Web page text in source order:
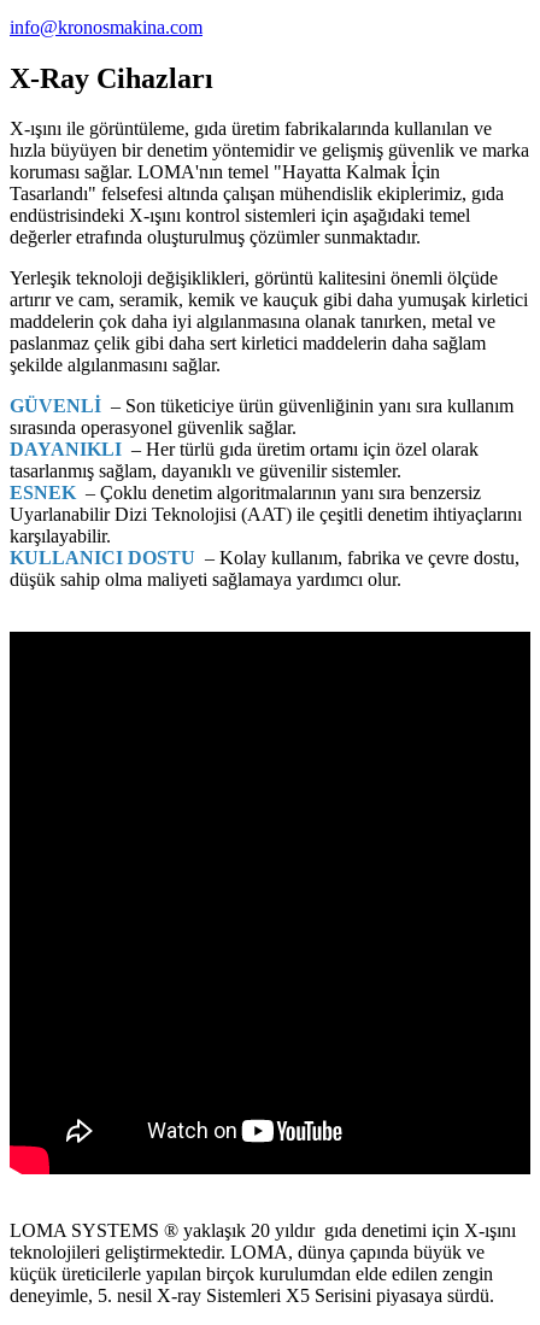
info@kronosmakina.com
X-Ray Cihazları
X-ışını ile görüntüleme, gıda üretim fabrikalarında kullanılan ve
hızla büyüyen bir denetim yöntemidir ve gelişmiş güvenlik ve marka
koruması sağlar. LOMA'nın temel "Hayatta Kalmak İçin
Tasarlandı" felsefesi altında çalışan mühendislik ekiplerimiz, gıda
endüstrisindeki X-ışını kontrol sistemleri için aşağıdaki temel
değerler etrafında oluşturulmuş çözümler sunmaktadır.
Yerleşik teknoloji değişiklikleri, görüntü kalitesini önemli ölçüde
artırır ve cam, seramik, kemik ve kauçuk gibi daha yumuşak kirletici
maddelerin çok daha iyi algılanmasına olanak tanırken, metal ve
paslanmaz çelik gibi daha sert kirletici maddelerin daha sağlam
şekilde algılanmasını sağlar.
GÜVENLİ – Son tüketiciye ürün güvenliğinin yanı sıra kullanım
sırasında operasyonel güvenlik sağlar.
DAYANIKLI – Her türlü gıda üretim ortamı için özel olarak
tasarlanmış sağlam, dayanıklı ve güvenilir sistemler.
ESNEK– Çoklu denetim algoritmalarının yanı sıra benzersiz
Uyarlanabilir Dizi Teknolojisi (AAT) ile çeşitli denetim ihtiyaçlarını
karşılayabilir.
KULLANICI DOSTU – Kolay kullanım, fabrika ve çevre dostu,
düşük sahip olma maliyeti sağlamaya yardımcı olur.
LOMA SYSTEMS ® yaklaşık 20 yıldır gıda denetimi için X-ışını
teknolojileri geliştirmektedir. LOMA, dünya çapında büyük ve
küçük üreticilerle yapılan birçok kurulumdan elde edilen zengin
deneyimle, 5. nesil X-ray Sistemleri X5 Serisini piyasaya sürdü.